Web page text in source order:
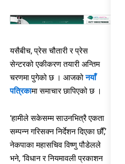
यसैबीच, प्रेस चौतारी र प्रेस
सेन्टरको एकीकरण तयारी अन्तिम
चरणमा पुगेको छ । आजकोनयाँ
पत्रिकामा समाचार छापिएको छ ।
‘हामीले सकेसम्म साउनभित्रै एकता
सम्पन्न गरिसक्न निर्देशन दिएका छौँ,’
नेकपाका महासचिव विष्णु पौडेलले
भने, ‘विधान र नियमावली प्रकाशन